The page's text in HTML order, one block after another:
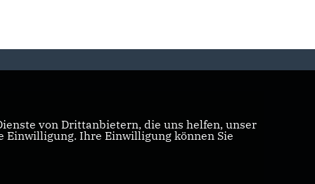
von Drittanbietern, die uns helfen, unser
Einwilligung. Ihre Einwilligung können Sie